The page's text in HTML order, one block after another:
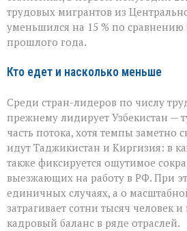
трудовых мигрантов из
уменьшился на 15 % по
прошлого года.
Кто едет и насколько меньше
Среди стран-лидеров по числу
прежнему лидирует Узбекистан —
часть потока, хотя темпы заметно
идут Таджикистан и Киргизия: в
также фиксируется ощутимое
выезжающих на работу в РФ. При
единичных случаях, а о
затрагивает сотни тысяч человек
кадровый баланс в ряде отраслей.